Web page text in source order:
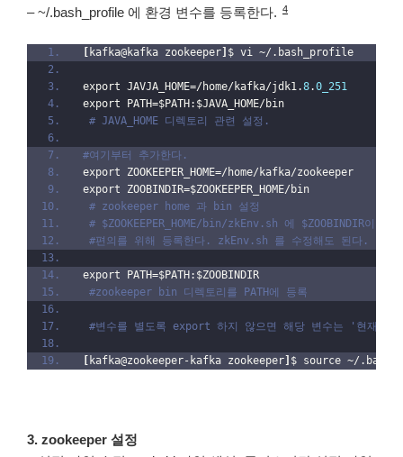
– ~/.bash_profile 에 환경 변수를 등록한다. 4
kafka@kafka zookeeper $ vi ~/.bash_profile
export JAVJA_HOME=/home/kafka/jdk1.8.0_251
export PATH=$PATH:$JAVA_HOME/bin
# JAVA_HOME 디렉토리 관련 설정.
#여기부터 추가한다.
export ZOOKEEPER_HOME=/home/kafka/zookeeper
export ZOOBINDIR=$ZOOKEEPER_HOME/bin
# zookeeper home 과 bin 설정
# $ZOOKEEPER_HOME/bin/zkEnv.sh 에 $ZOOBINDIR이 명
#편의를 위해 등록한다. zkEnv.sh 를 수정해도 된다.
export PATH=$PATH:$ZOOBINDIR
#zookeeper bin 디렉토리를 PATH에 등록
#변수를 별도록 export 하지 않으면 해당 변수는 '현재의
kafka@zookeeper-kafka zookeeper $ source ~/
3. zookeeper 설정